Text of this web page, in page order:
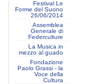
Festival Le
Forme del Suono
26/06/2014
Assemblea
Generale di
Federculture
La Musica in
mezzo al guado
Fondazione
Paolo Grassi - la
Voce della
Cultura